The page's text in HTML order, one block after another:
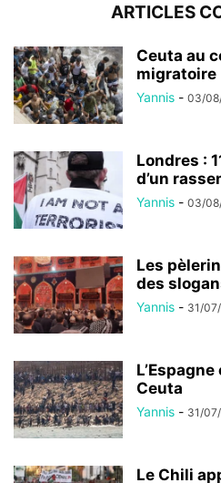
ARTICLES
Ceuta au
migratoire
Yannis - 03/
Londres :
d’un
Yannis - 03/
Les
des
Yannis - 31/
Ceuta
Yannis - 31/
Le Chili